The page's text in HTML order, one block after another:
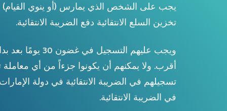
يجب على الشخص الذي يمارس (أو ينوي القيام)
تخزين السلع الانتقائية دفع الضريبة الانتقائية.
ويجب عليهم
أقرب. ولا يمكنهم أن يكونوا جزءاً من أي معاملة
تسجيلهم في الضريبة الانتقائية في دولة
في الضريبة الانتقائية.